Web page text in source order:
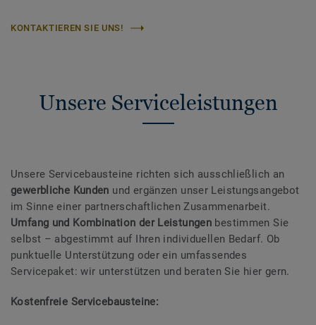
KONTAKTIEREN SIE UNS!
Unsere Serviceleistungen
Unsere Servicebausteine richten sich ausschließlich an
gewerbliche Kunden und ergänzen unser Leistungsangebot
im Sinne einer partnerschaftlichen Zusammenarbeit.
Umfang und Kombination der Leistungen bestimmen Sie
selbst – abgestimmt auf Ihren individuellen Bedarf. Ob
punktuelle Unterstützung oder ein umfassendes
Servicepaket: wir unterstützen und beraten Sie hier gern.
Kostenfreie Servicebausteine: